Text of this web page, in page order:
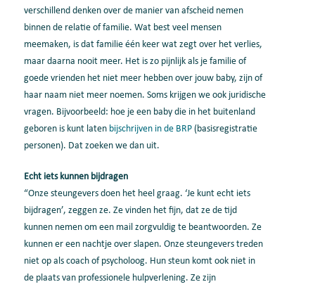
verschillend denken over de manier van afscheid nemen
binnen de relatie of familie. Wat best veel mensen
meemaken, is dat familie één keer wat zegt over het verlies,
maar daarna nooit meer. Het is zo pijnlijk als je familie of
goede vrienden het niet meer hebben over jouw baby, zijn of
haar naam niet meer noemen. Soms krijgen we ook juridische
vragen. Bijvoorbeeld: hoe je een baby die in het buitenland
geboren is kunt laten bijschrijven in de BRP (basisregistratie
personen). Dat zoeken we dan uit.
Echt iets kunnen bijdragen
“Onze steungevers doen het heel graag. ‘Je kunt echt iets
bijdragen’, zeggen ze. Ze vinden het fijn, dat ze de tijd
kunnen nemen om een mail zorgvuldig te beantwoorden. Ze
kunnen er een nachtje over slapen. Onze steungevers treden
niet op als coach of psycholoog. Hun steun komt ook niet in
de plaats van professionele hulpverlening. Ze zijn